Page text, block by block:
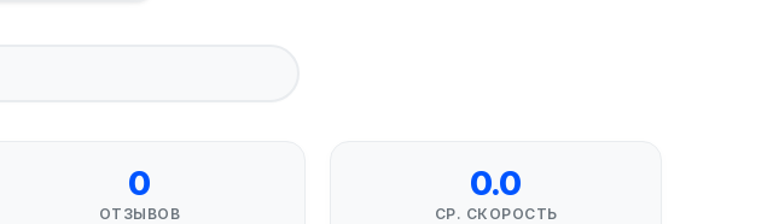
0
ОТЗЫВОВ
0.0
СР. СКОРОСТЬ